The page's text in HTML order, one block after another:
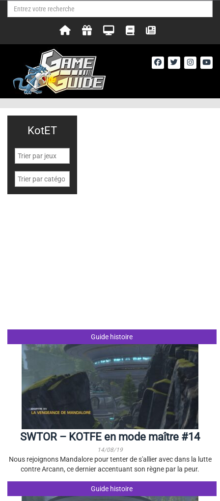
Guide histoire
SWTOR – KOTFE en mode maître #14
14/08/19
Nous rejoignons Mandalore pour tenter de s'allier avec dans la lutte
contre Arcann, ce dernier accentuant son règne par la peur.
Guide histoire
KotET